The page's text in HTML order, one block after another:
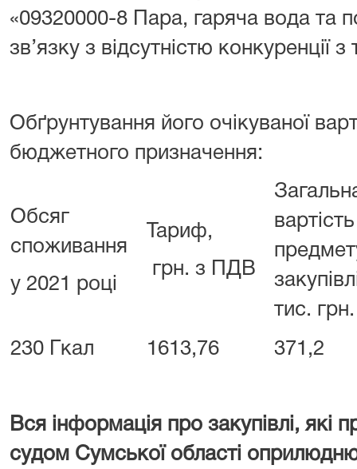
«09320000-8 Пара, гаряча вода та
зв’язку з відсутністю конкуренції
Обґрунтування його очікуваної
бюджетного призначення:
Обсяг
споживання
у 2021 році
Тариф,
грн. з ПДВ
вартість
тис. грн.
230 Гкал 1613,76 371,2
Вся інформація про закупівлі, які
судом Сумської області